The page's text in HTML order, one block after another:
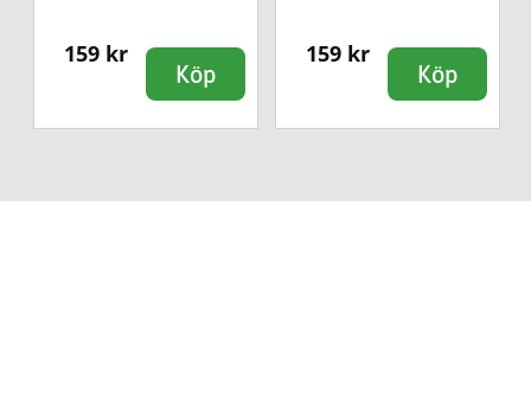
159 kr
Köp
159 kr
Köp